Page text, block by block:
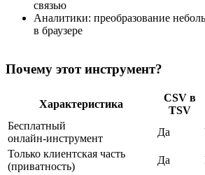
связью
Аналитики: преобразование
в браузере
Почему этот инструмент?
Характеристика
CSV в
TSV
Бесплатный
онлайн‑инструмент
Да
Только клиентская часть
(приватность)
Да